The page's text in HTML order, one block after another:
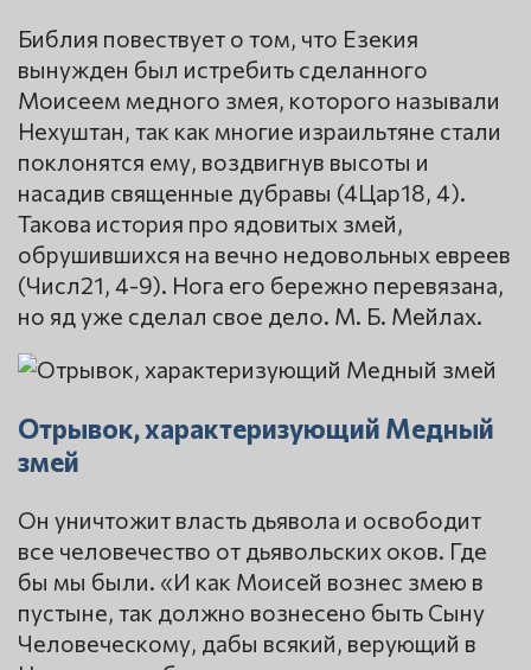
Библия повествует о том, что Езекия
вынужден был истребить сделанного
Моисеем медного змея, которого называли
Нехуштан, так как многие израильтяне стали
поклонятся ему, воздвигнув высоты и
насадив священные дубравы (4Цар18, 4).
Такова история про ядовитых змей,
обрушившихся на вечно недовольных евреев
(Числ21, 4-9). Нога его бережно перевязана,
но яд уже сделал свое дело. М. Б. Мейлах.
Отрывок, характеризующий Медный
змей
Он уничтожит власть дьявола и освободит
все человечество от дьявольских оков. Где
бы мы были. «И как Моисей вознес змею в
пустыне, так должно вознесено быть Сыну
Человеческому, дабы всякий, верующий в